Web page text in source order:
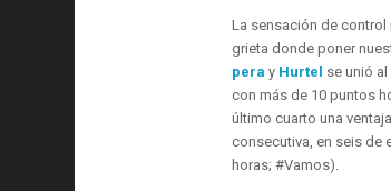
La sensación de
grieta donde poner
pera y Hurtel se unió
con más de 10 puntos
último cuarto una
consecutiva, en seis de
horas; #Vamos).